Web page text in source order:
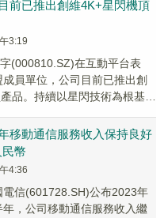
前已推出創維4K+星閃機頂
3:19
(000810.SZ)在互動平台表
員單位，公司目前已推出創
品。持續以星閃技術為根基，
移動通信服務收入保持良好
幣
4:36
電信(601728.SH)公布2023年
，公司移動通信服務收入繼